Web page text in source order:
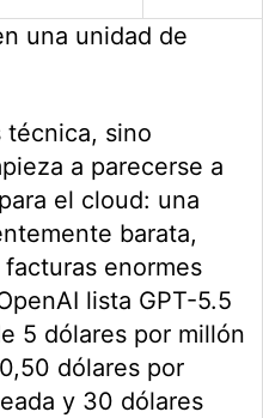
una unidad de
técnica, sino
a parecerse a
el cloud: una
barata,
enormes
lista GPT-5.5
5 dólares por millón
dólares por
y 30 dólares